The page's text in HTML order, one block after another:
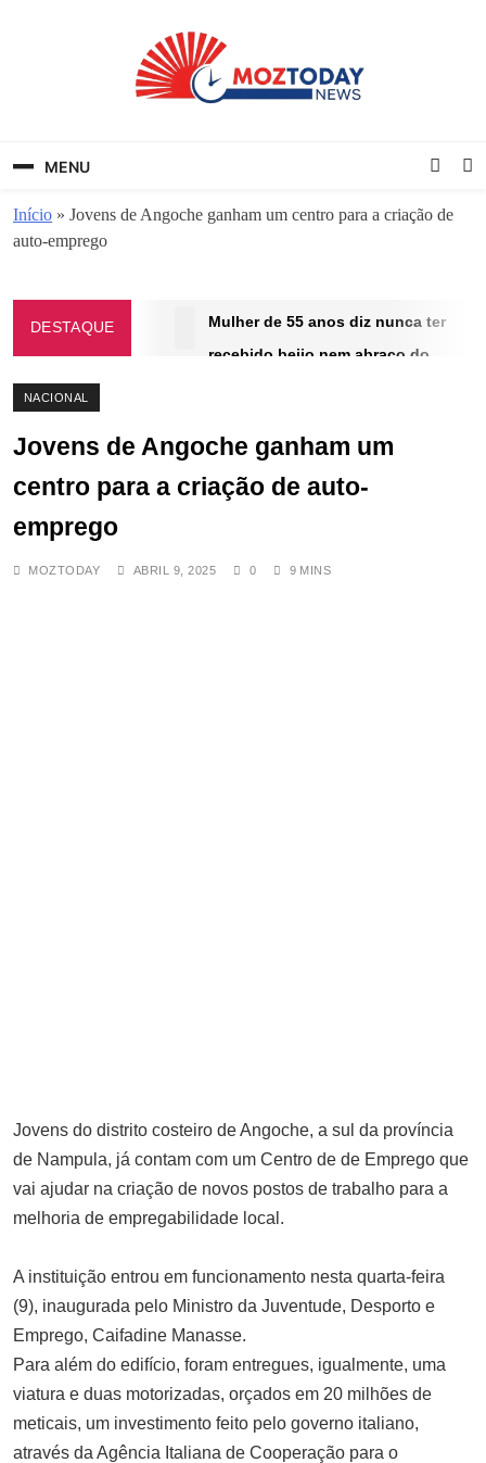
MENU
Início » Jovens de Angoche ganham um centro para a criação de
auto-emprego
DESTAQUE
Mulher de 55 anos diz nunca ter
recebido beijo nem abraço do
(Vídeo) Soldados ucranianos
escapam por pouco de ataque com
Família que não se falava há 20
anos por causa de terreno, volta a
se abraçar no Moçambique em
Concerto
Custos do projecto Mozambique
LNG aumentam 4,5 bilhões de
dólares, confirma TotalEnergies
OUTUBRO 27, 2025
Primeira jornada da Champions
League arranca com surpresas e
NACIONAL
Jovens de Angoche ganham um
centro para a criação de auto-
emprego
MOZTODAY ABRIL 9, 2025 0 9 MINS
Jovens do distrito costeiro de Angoche, a sul da província
de Nampula, já contam com um Centro de de Emprego que
vai ajudar na criação de novos postos de trabalho para a
melhoria de empregabilidade local.
A instituição entrou em funcionamento nesta quarta-feira
(9), inaugurada pelo Ministro da Juventude, Desporto e
Emprego, Caifadine Manasse.
Para além do edifício, foram entregues, igualmente, uma
viatura e duas motorizadas, orçados em 20 milhões de
meticais, um investimento feito pelo governo italiano,
através da Agência Italiana de Cooperação para o